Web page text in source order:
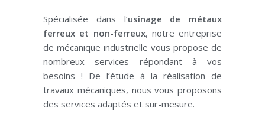
Spécialisée dans l’usinage de métaux
ferreux et non-ferreux, notre entreprise
de mécanique industrielle vous propose de
nombreux services répondant à vos
besoins ! De l’étude à la réalisation de
travaux mécaniques, nous vous proposons
des services adaptés et sur-mesure.